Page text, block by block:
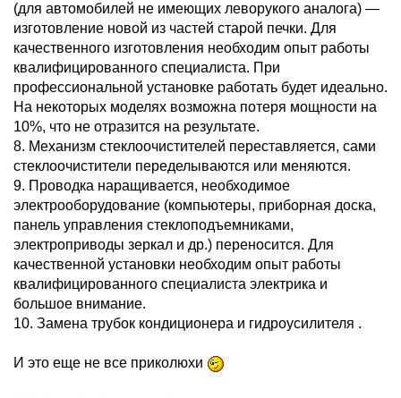
(для автомобилей не имеющих леворукого аналога) —
изготовление новой из частей старой печки. Для
качественного изготовления необходим опыт работы
квалифицированного специалиста. При
профессиональной установке работать будет идеально.
На некоторых моделях возможна потеря мощности на
10%, что не отразится на результате.
8. Механизм стеклоочистителей переставляется, сами
стеклоочистители переделываются или меняются.
9. Проводка наращивается, необходимое
электрооборудование (компьютеры, приборная доска,
панель управления стеклоподъемниками,
электроприводы зеркал и др.) переносится. Для
качественной установки необходим опыт работы
квалифицированного специалиста электрика и
большое внимание.
10. Замена трубок кондиционера и гидроусилителя .
И это еще не все приколюхи